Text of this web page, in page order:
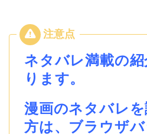
ネタバレ満載の
ります。
漫画のネタバレ
方は、ブラウザ